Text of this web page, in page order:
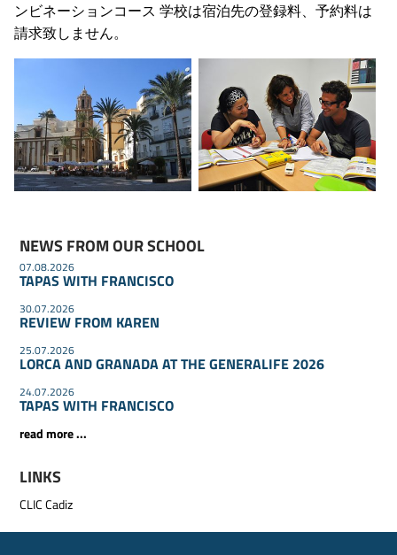
ンビネーションコース 学校は宿泊先の登録料、予約料は
請求致しません。
NEWS FROM OUR SCHOOL
07.08.2026
TAPAS WITH FRANCISCO
30.07.2026
REVIEW FROM KAREN
25.07.2026
LORCA AND GRANADA AT THE GENERALIFE 2026
24.07.2026
TAPAS WITH FRANCISCO
read more ...
LINKS
CLIC Cadiz